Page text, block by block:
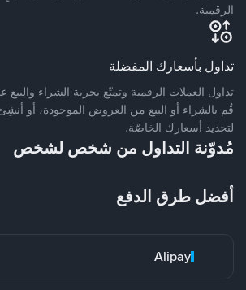
الرقمية.
تداول بأسعارك المفضلة
تداول العملات الرقمية وتمتّع بحرية الشراء
قُم بالشراء أو البيع من العروض الموجودة، أو أنشِئ
لتحديد أسعارك الخاصّة.
مُدوّنة التداول من شخص لشخص
أفضل طرق الدفع
Alipay